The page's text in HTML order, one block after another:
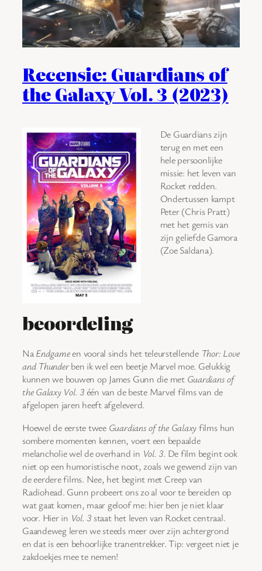
Recensie: Guardians of
the Galaxy Vol. 3 (2023)
De Guardians zijn
terug en met een
hele persoonlijke
missie: het leven van
Rocket redden.
Ondertussen kampt
Peter (Chris Pratt)
met het gemis van
zijn geliefde Gamora
(Zoe Saldana).
beoordeling
NaEndgameen vooral sinds het teleurstellende Thor: Love
and Thunderben ik wel een beetje Marvel moe. Gelukkig
kunnen we bouwen op James Gunn die met Guardians of
the Galaxy Vol. 3één van de beste Marvel films van de
afgelopen jaren heeft afgeleverd.
Hoewel de eerste twee Guardians of the Galaxyfilms hun
sombere momenten kennen, voert een bepaalde
melancholie wel de overhand in Vol. 3. De film begint ook
niet op een humoristische noot, zoals we gewend zijn van
de eerdere films. Nee, het begint met Creep van
Radiohead. Gunn probeert ons zo al voor te bereiden op
wat gaat komen, maar geloof me: hier ben je niet klaar
voor. Hier in Vol. 3staat het leven van Rocket centraal.
Gaandeweg leren we steeds meer over zijn achtergrond
en dat is een behoorlijke tranentrekker. Tip: vergeet niet je
zakdoekjes mee te nemen!